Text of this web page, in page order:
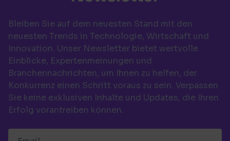
Bleiben Sie auf dem neuesten Stand mit den
neuesten Trends in Technologie, Wirtschaft und
Innovation. Unser Newsletter bietet wertvolle
Einblicke, Expertenmeinungen und
Branchennachrichten, um Ihnen zu helfen, der
Konkurrenz einen Schritt voraus zu sein. Verpassen
Sie keine exklusiven Inhalte und Updates, die Ihren
Erfolg vorantreiben können.